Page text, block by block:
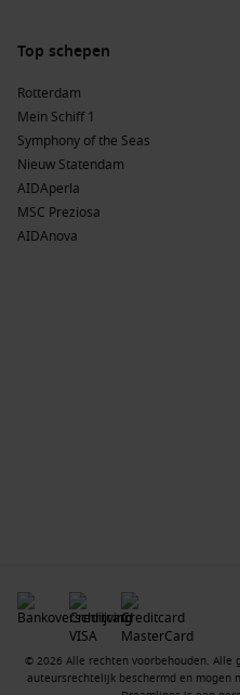
Top schepen
Rotterdam
Mein Schiff 1
Symphony of the Seas
Nieuw Statendam
AIDAperla
MSC Preziosa
AIDAnova
© 2026 Alle rechten voorbehouden. Alle
auteursrechtelijk beschermd en mogen